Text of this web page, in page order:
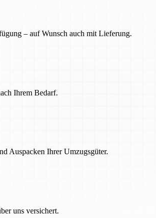
– auf Wunsch auch mit Lieferung.
Ihrem Bedarf.
Auspacken Ihrer Umzugsgüter.
uns versichert.